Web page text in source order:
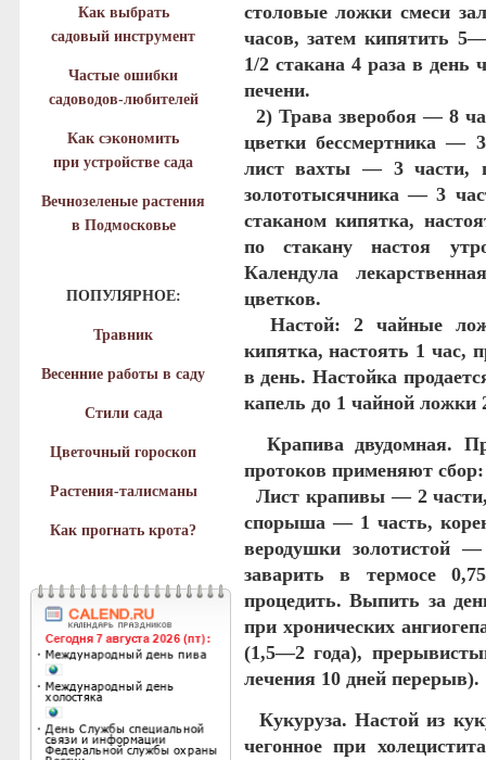
Как выбрать
садовый инструмент
Частые ошибки
садоводов-любителей
Как сэкономить
при устройстве сада
Вечнозеленые растения
в Подмосковье
ПОПУЛЯРНОЕ:
Травник
Весенние работы в саду
Стили сада
Цветочный гороскоп
Растения-талисманы
Как прогнать крота?
столовые ложки смеси
часов, затем кипятить
1/2 стакана 4 раза в день
печени.
2) Трава зверобоя — 8
цветки бессмертника —
лист вахты — 3 части,
золототысячника — 3
стаканом кипятка,
по стакану настоя
Календула
цветков.
Настой: 2 чайные
кипятка, настоять 1 час,
в день. Настойка
капель до 1 чайной ложки
Крапива двудомная.
протоков применяют сбор:
Лист крапивы — 2
спорыша — 1 часть,
веродушки золотистой
заварить в термосе
процедить. Выпить за
при хронических
(1,5—2 года),
лечения 10 дней перерыв).
Кукуруза. Настой из
чегонное при